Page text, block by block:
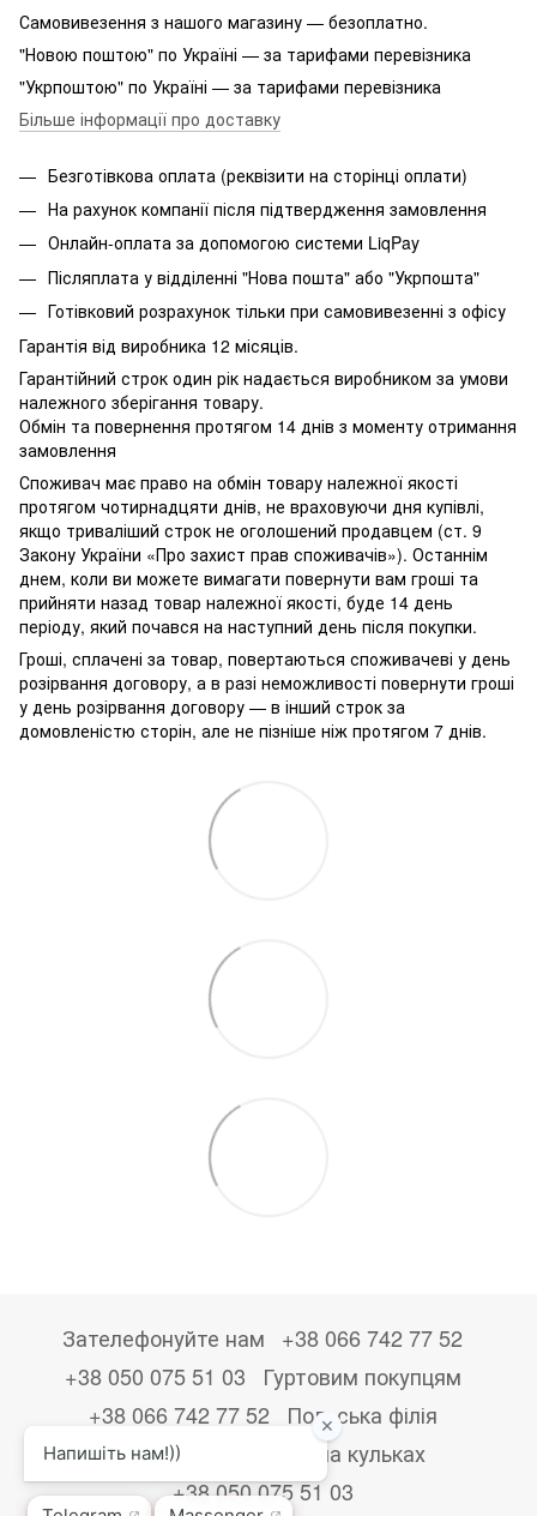
Самовивезення з нашого магазину — безоплатно.
"Новою поштою" по Україні — за тарифами перевізника
"Укрпоштою" по Україні — за тарифами перевізника
Більше інформації про доставку
Безготівкова оплата (реквізити на сторінці оплати)
На рахунок компанії після підтвердження замовлення
Онлайн-оплата за допомогою системи LiqPay
Післяплата у відділенні "Нова пошта" або "Укрпошта"
Готівковий розрахунок тільки при самовивезенні з офісу
Гарантія від виробника 12 місяців.
Гарантійний строк один рік надається виробником за умови
належного зберігання товару.
Обмін та повернення протягом 14 днів з моменту отримання
замовлення
Споживач має право на обмін товару належної якості
протягом чотирнадцяти днів, не враховуючи дня купівлі,
якщо триваліший строк не оголошений продавцем (ст. 9
Закону України «Про захист прав споживачів»). Останнім
днем, коли ви можете вимагати повернути вам гроші та
прийняти назад товар належної якості, буде 14 день
періоду, який почався на наступний день після покупки.
Гроші, сплачені за товар, повертаються споживачеві у день
розірвання договору, а в разі неможливості повернути гроші
у день розірвання договору — в інший строк за
домовленістю сторін, але не пізніше ніж протягом 7 днів.
Зателефонуйте нам
+38 066 742 77 52
+38 050 075 51 03
Гуртовим покупцям
+38 066 742 77 52
Польська філія
+48533867723
Друк на кульках
+38 050 075 51 03